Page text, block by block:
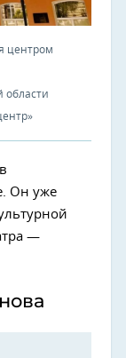
центром
области
Он уже
—